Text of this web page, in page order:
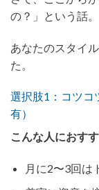
の？」という話。
あなたのスタイ
た。
選択肢1：コツコ
有）
こんな人におすす
月に2〜3回は